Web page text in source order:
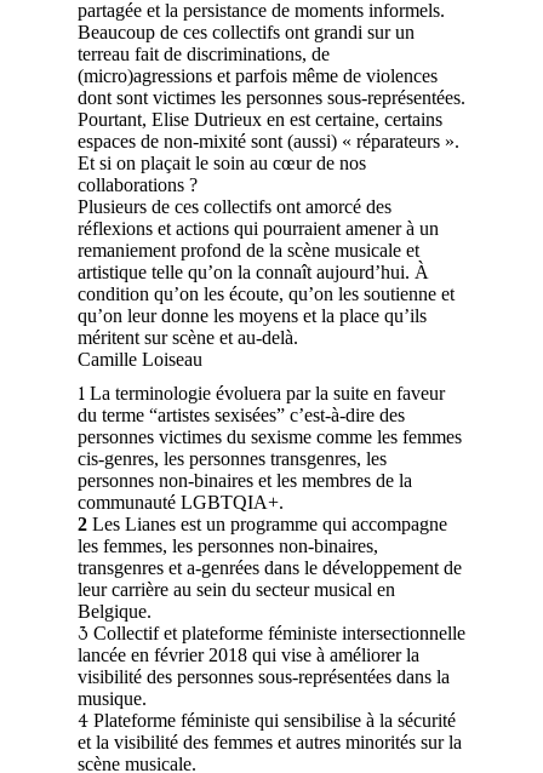
partagée et la persistance de moments informels.
Beaucoup de ces collectifs ont grandi sur un
terreau fait de discriminations, de
(micro)agressions et parfois même de violences
dont sont victimes les personnes sous-représentées.
Pourtant, Elise Dutrieux en est certaine, certains
espaces de non-mixité sont (aussi) « réparateurs ».
Et si on plaçait le soin au cœur de nos
collaborations ?
Plusieurs de ces collectifs ont amorcé des
réflexions et actions qui pourraient amener à un
remaniement profond de la scène musicale et
artistique telle qu’on la connaît aujourd’hui. À
condition qu’on les écoute, qu’on les soutienne et
qu’on leur donne les moyens et la place qu’ils
méritent sur scène et au-delà.
Camille Loiseau
1 La terminologie évoluera par la suite en faveur
du terme “artistes sexisées” c’est-à-dire des
personnes victimes du sexisme comme les femmes
cis-genres, les personnes transgenres, les
personnes non-binaires et les membres de la
communauté LGBTQIA+.
2 Les Lianes est un programme qui accompagne
les femmes, les personnes non-binaires,
transgenres et a-genrées dans le développement de
leur carrière au sein du secteur musical en
Belgique.
3 Collectif et plateforme féministe intersectionnelle
lancée en février 2018 qui vise à améliorer la
visibilité des personnes sous-représentées dans la
musique.
4 Plateforme féministe qui sensibilise à la sécurité
et la visibilité des femmes et autres minorités sur la
scène musicale.